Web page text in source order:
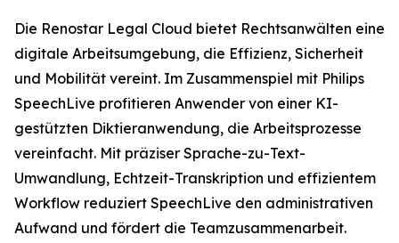
Die Renostar Legal Cloud bietet Rechtsanwälten eine
digitale Arbeitsumgebung, die Effizienz, Sicherheit
und Mobilität vereint. Im Zusammenspiel mit Philips
SpeechLive profitieren Anwender von einer KI-
gestützten Diktieranwendung, die Arbeitsprozesse
vereinfacht. Mit präziser Sprache-zu-Text-
Umwandlung, Echtzeit-Transkription und effizientem
Workflow reduziert SpeechLive den administrativen
Aufwand und fördert die Teamzusammenarbeit.